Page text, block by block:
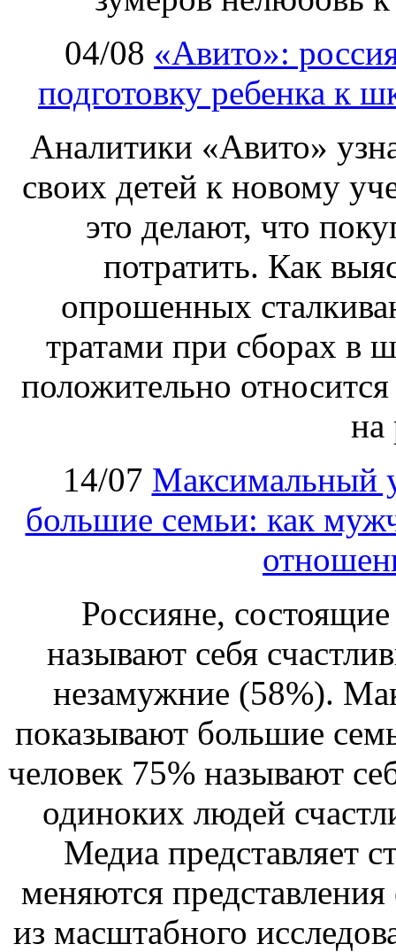
04/08 «Авито»:
подготовку ребенка к
Аналитики «Авито»
своих детей к новому
это делают, что
потратить. Как
опрошенных
тратами при сборах в
положительно
на
14/07 Максимальный
большие семьи: как
Россияне,
называют себя
незамужние (58%).
показывают большие
человек 75% называют
одиноких людей
Медиа представляет
меняются
из масштабного